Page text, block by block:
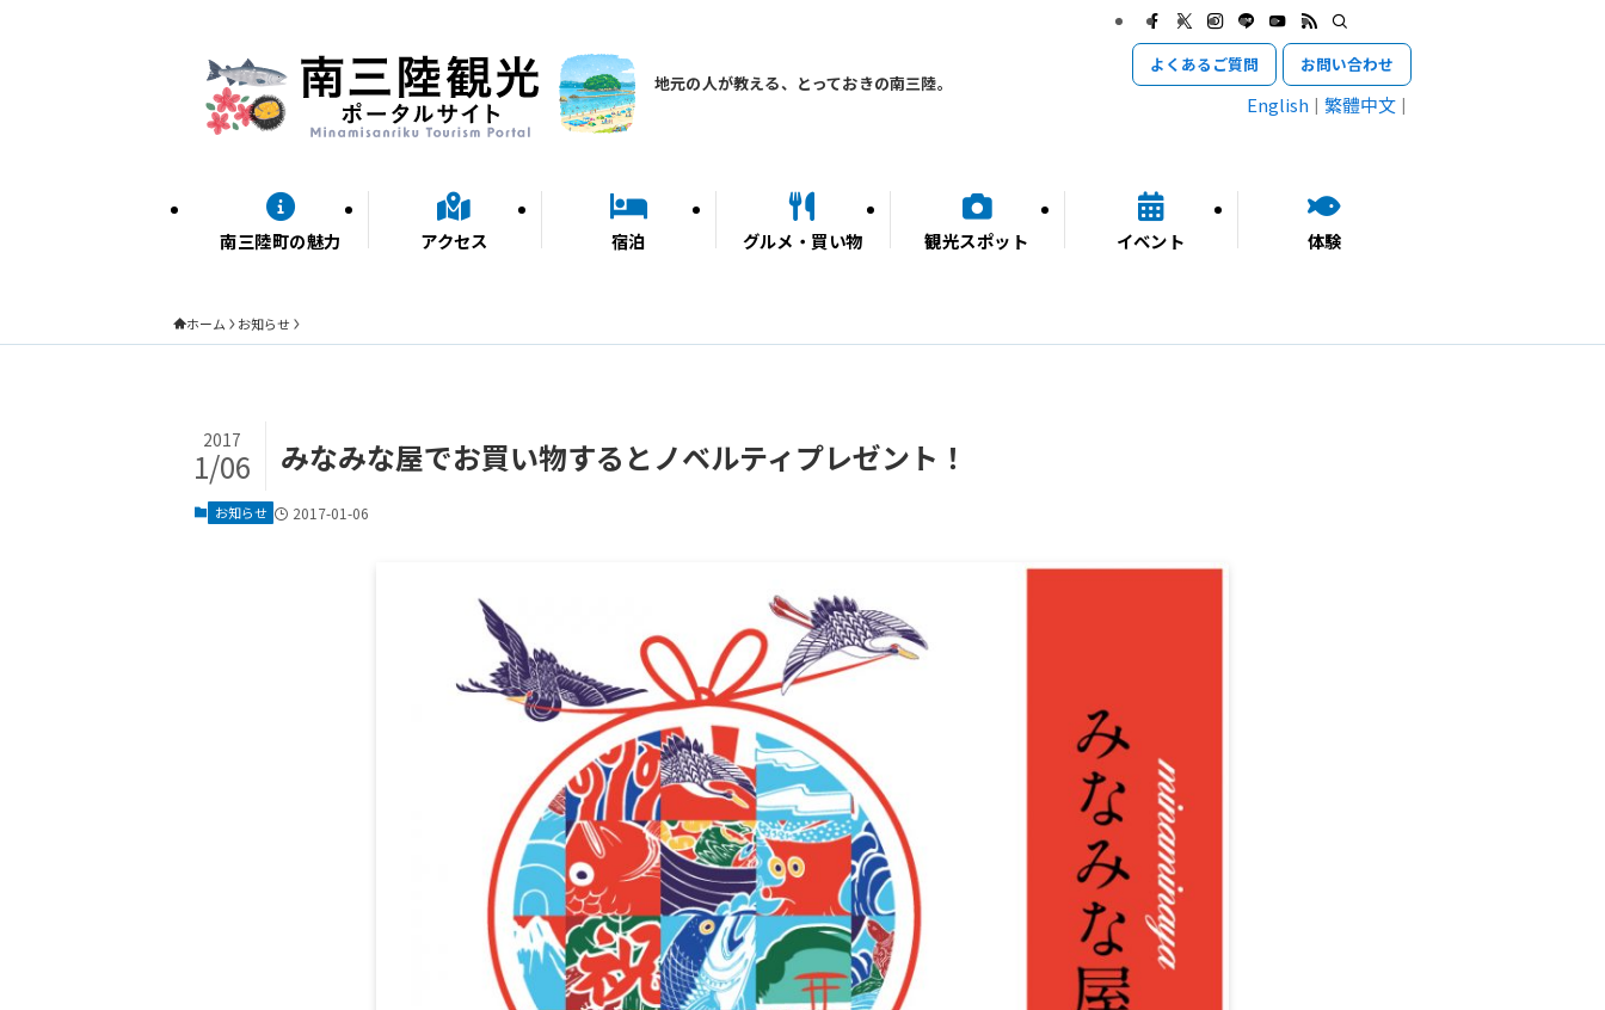
地元の人が教える、とっておきの南三陸。
南三陸町の魅力 アクセス 宿泊 グルメ・買い物 観光スポット イベント 体験
よくあるご質問 お問い合わせ
English 繁體中文
ホーム お知らせ
みなみな屋でお買い物するとノベルティプレゼント！
2017
1/06
お知らせ 2017-01-06